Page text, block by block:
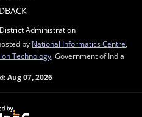
Administration
by National Informatics Centre
Technology , Government of India
Aug 07, 2026